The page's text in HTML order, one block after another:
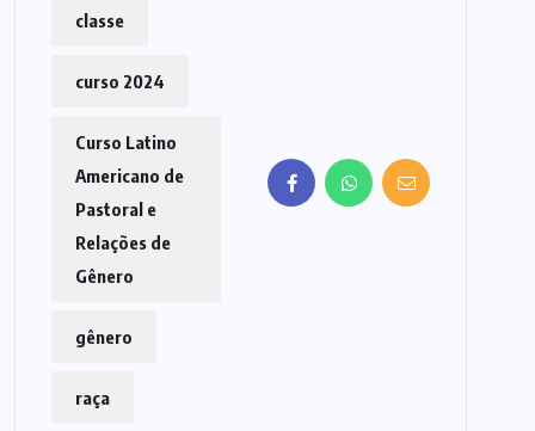
classe
curso 2024
Curso Latino
Americano de
Pastoral e
Relações de
Gênero
gênero
raça